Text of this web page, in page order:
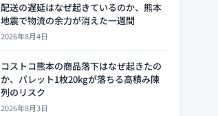
配送の遅延はなぜ起きているのか、熊本
地震で物流の余力が消えた一週間
2026年8月4日
コストコ熊本の商品落下はなぜ起きたの
か、パレット1枚20kgが落ちる高積み陳
列のリスク
2026年8月3日